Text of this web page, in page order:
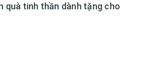
quà tinh thần dành tặng cho